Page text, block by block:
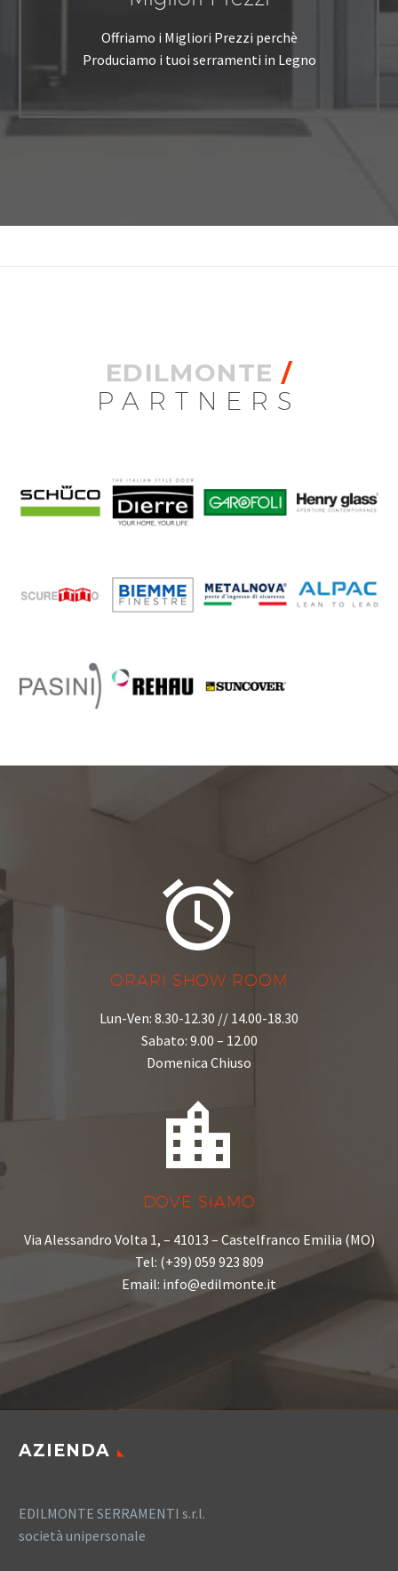
Offriamo i Migliori Prezzi perchè
Produciamo i tuoi serramenti in Legno
EDILMONTE /
PARTNERS


ORARI SHOW ROOM
Lun-Ven: 8.30-12.30 // 14.00-18.30
Sabato: 9.00 – 12.00
Domenica Chiuso


DOVE SIAMO
Via Alessandro Volta 1, – 41013 – Castelfranco Emilia (MO)
Tel: (+39) 059 923 809
Email: info@edilmonte.it
AZIENDA
EDILMONTE SERRAMENTI s.r.l.
società unipersonale